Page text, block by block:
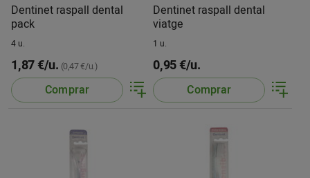
Dentinet raspall dental
pack
4 u.
1,87 €/u. (0,47 €/u.)
Comprar
Dentinet raspall dental
viatge
1 u.
0,95 €/u.
Comprar